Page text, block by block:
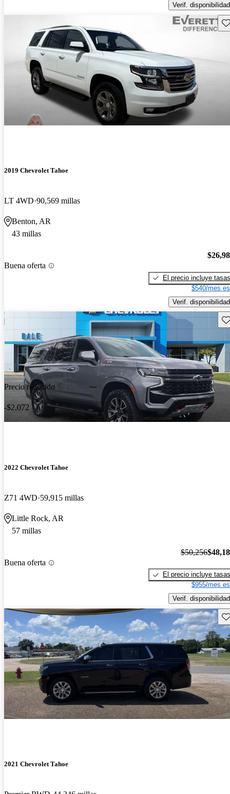
Verif. disponibilidad
2019 Chevrolet Tahoe
LT 4WD 90,569 millas
Benton, AR
43 millas
Buena oferta
El precio incluye tasas
$540/mes
Verif. disponibilidad
Precio reducido
-$2,072
2022 Chevrolet Tahoe
Z71 4WD 59,915 millas
Little Rock, AR
57 millas
Buena oferta
$50,256
El precio incluye tasas
$955/mes
Verif. disponibilidad
2021 Chevrolet Tahoe